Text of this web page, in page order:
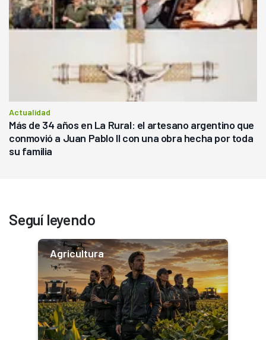
Actualidad
Más de 34 años en La Rural: el artesano argentino que
conmovió a Juan Pablo II con una obra hecha por toda
su familia
Seguí leyendo
Agricultura